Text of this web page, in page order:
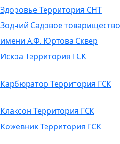
Здоровье Территория СНТ
Зодчий Садовое товарищество
имени А.Ф. Юртова Сквер
Искра Территория ГСК
Карбюратор Территория ГСК
Клаксон Территория ГСК
Кожевник Территория ГСК